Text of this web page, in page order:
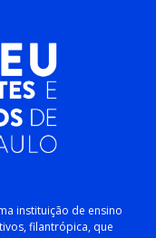
instituição de ensino
filantrópica, que